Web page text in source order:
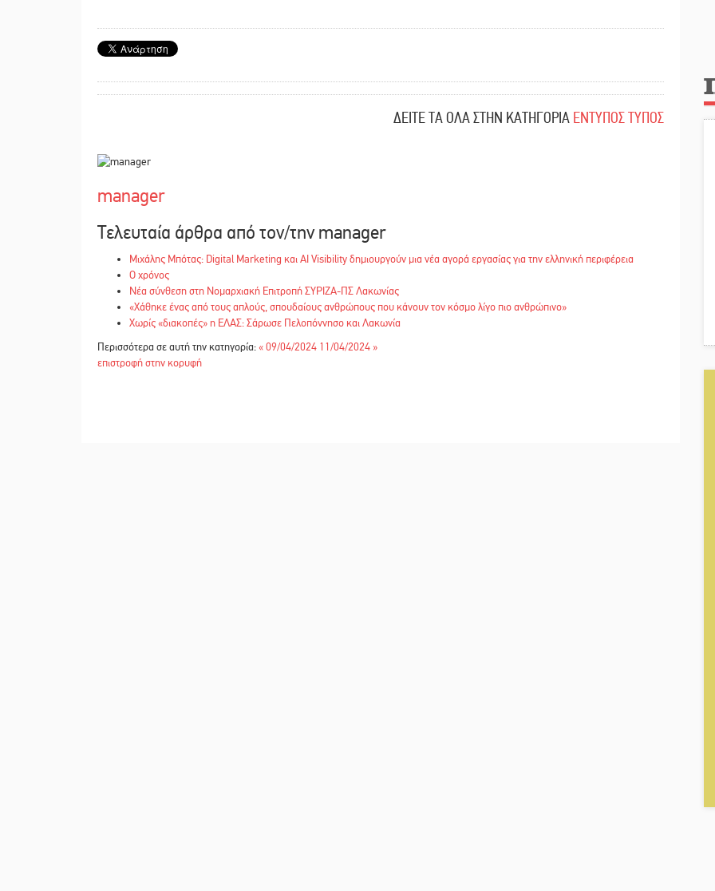
ΔΕΙΤΕ ΤΑ ΟΛΑ ΣΤΗΝ ΚΑΤΗΓΟΡΙΑ ΕΝΤΥΠΟΣ ΤΥΠΟΣ
manager
Τελευταία άρθρα από τον/την manager
Μιχάλης Μπότας: Digital Marketing και AI Visibility δημιουργούν μια νέα αγορά εργασίας για την ελληνική περιφέρεια
Ο χρόνος
Νέα σύνθεση στη Νομαρχιακή Επιτροπή ΣΥΡΙΖΑ-ΠΣ Λακωνίας
«Χάθηκε ένας από τους απλούς, σπουδαίους ανθρώπους που κάνουν τον κόσμο λίγο πιο ανθρώπινο»
Χωρίς «διακοπές» η ΕΛΑΣ: Σάρωσε Πελοπόννησο και Λακωνία
Περισσότερα σε αυτή την κατηγορία:« 09/04/2024 11/04/2024 »
επιστροφή στην κορυφή